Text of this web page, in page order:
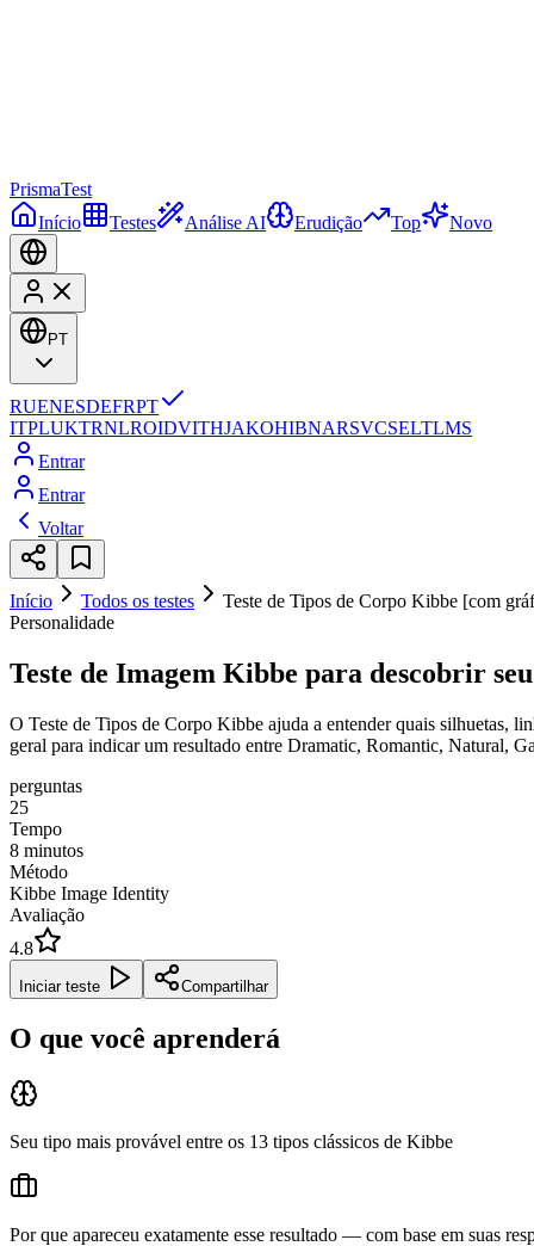
PrismaTest
Início
Testes Análise AI Erudição Top Novo
PT
RUENESDEFRPT
ITPLUKTRNLROIDVITHJAKOHIBNARSVCSELTLMS
Entrar
Entrar
Voltar
Início Todos os testes
Teste de Tipos de Corpo Kibbe [com
Personalidade
Teste de Imagem Kibbe para descobrir
O Teste de Tipos de Corpo Kibbe ajuda a entender quais silhuetas,
geral para indicar um resultado entre Dramatic, Romantic, Natural,
perguntas
25
Tempo
8 minutos
Método
Kibbe Image Identity
Avaliação
4.8
Iniciar teste Compartilhar
O que você aprenderá
Seu tipo mais provável entre os 13 tipos clássicos de Kibbe
Por que apareceu exatamente esse resultado — com base em suas